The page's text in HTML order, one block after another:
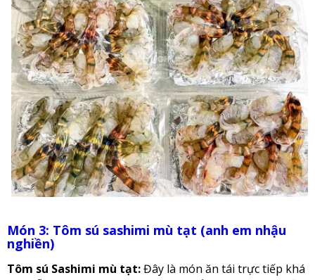
Món 3: Tôm sú sashimi mù tạt (anh em nhậu
nghiền)
Tôm sú Sashimi mù tạt:Đây là món ăn tái trực tiếp khá